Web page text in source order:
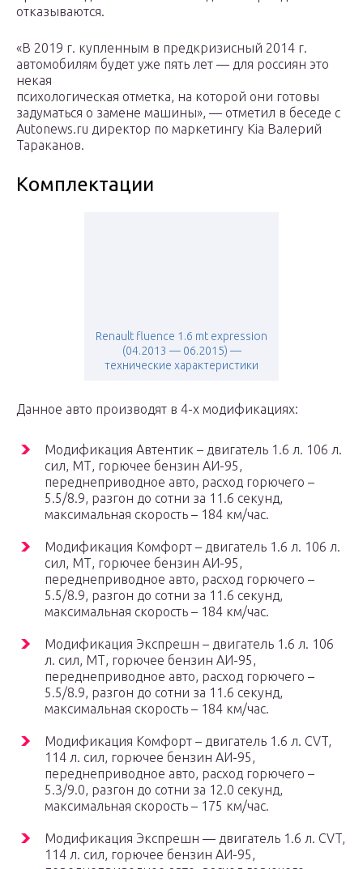
отказываются.
«В 2019 г. купленным в предкризисный 2014 г.
автомобилям будет уже пять лет — для россиян это
некая
психологическая отметка, на которой они готовы
задуматься о замене машины», — отметил в беседе с
Autonews.ru директор по маркетингу Kia Валерий
Тараканов.
Комплектации
Renault fluence 1.6 mt expression
(04.2013 — 06.2015) —
технические характеристики
Данное авто производят в 4-х модификациях:
Модификация Автентик – двигатель 1.6 л. 106 л.
сил, МТ, горючее бензин АИ-95,
переднеприводное авто, расход горючего –
5.5/8.9, разгон до сотни за 11.6 секунд,
максимальная скорость – 184 км/час.
Модификация Комфорт – двигатель 1.6 л. 106 л.
сил, МТ, горючее бензин АИ-95,
переднеприводное авто, расход горючего –
5.5/8.9, разгон до сотни за 11.6 секунд,
максимальная скорость – 184 км/час.
Модификация Экспрешн – двигатель 1.6 л. 106
л. сил, МТ, горючее бензин АИ-95,
переднеприводное авто, расход горючего –
5.5/8.9, разгон до сотни за 11.6 секунд,
максимальная скорость – 184 км/час.
Модификация Комфорт – двигатель 1.6 л. CVT,
114 л. сил, горючее бензин АИ-95,
переднеприводное авто, расход горючего –
5.3/9.0, разгон до сотни за 12.0 секунд,
максимальная скорость – 175 км/час.
Модификация Экспрешн — двигатель 1.6 л. CVT,
114 л. сил, горючее бензин АИ-95,